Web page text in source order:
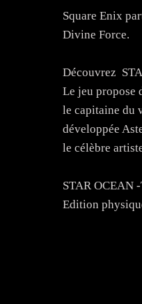
Square Enix
Divine Force.
Découvrez
Le jeu propose
le capitaine du
développée
le célèbre
STAR OCEAN
Edition